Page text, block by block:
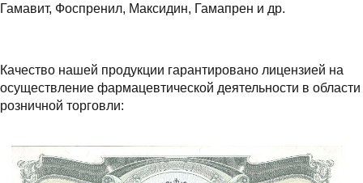
Гамавит, Фоспренил, Максидин, Гамапрен и др.
Качество нашей продукции гарантировано лицензией на
осуществление фармацевтической деятельности в области
розничной торговли: